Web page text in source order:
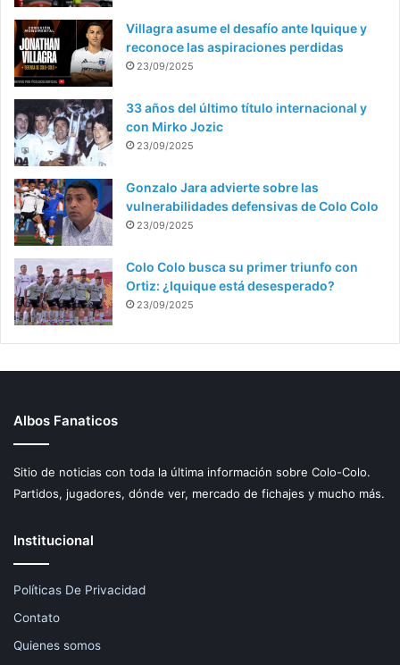
Villagra asume el desafío ante Iquique y
reconoce las aspiraciones perdidas
23/09/2025
33 años del último título internacional y
con Mirko Jozic
23/09/2025
Gonzalo Jara advierte sobre las
vulnerabilidades defensivas de Colo Colo
23/09/2025
Colo Colo busca su primer triunfo con
Ortiz: ¿Iquique está desesperado?
23/09/2025
Albos Fanaticos
Sitio de noticias con toda la última información sobre Colo-Colo.
Partidos, jugadores, dónde ver, mercado de fichajes y mucho más.
Institucional
Políticas De Privacidad
Contato
Quienes somos